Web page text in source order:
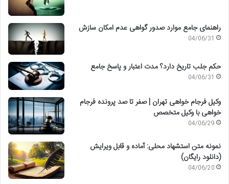
راهنمای جامع موارد صدور گواهی عدم امکان سازش
04/06/31
حکم جلب تاریخ دارد؟ مدت اعتبار و پاسخ جامع
04/06/31
وکیل فرجام خواهی تهران | صفر تا صد پرونده فرجام
خواهی با وکیل متخصص
04/06/29
نمونه متن استشهاد محلی: آماده و قابل ویرایش
(دانلود رایگان)
04/06/20